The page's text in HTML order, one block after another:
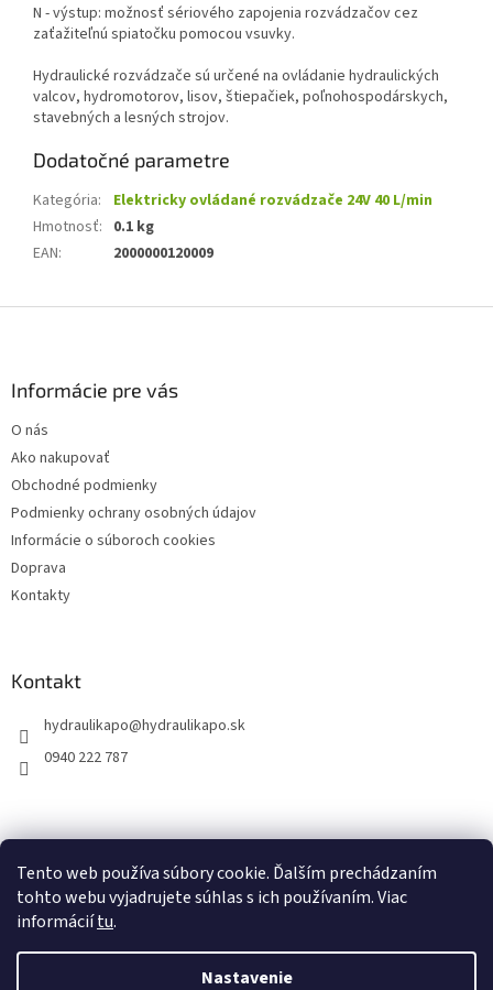
Tento web používa súbory cookie. Ďalším prechádzaním
tohto webu vyjadrujete súhlas s ich používaním. Viac
informáciítu.
Nastavenie
N - výstup: možnosť sériového zapojenia rozvádzačov cez
zaťažiteľnú spiatočku pomocou vsuvky.
Hydraulické rozvádzače sú určené na ovládanie hydraulických
valcov, hydromotorov, lisov, štiepačiek, poľnohospodárskych,
stavebných a lesných strojov.
Dodatočné parametre
Kategória:
Elektricky ovládané rozvádzače 24V 40 L/min
Hmotnosť: 0.1 kg
EAN: 2000000120009
Informácie pre vás
O nás
Ako nakupovať
Obchodné podmienky
Podmienky ochrany osobných údajov
Informácie o súboroch cookies
Doprava
Kontakty
Kontakt
hydraulikapo@hydraulikapo.sk
0940 222 787
Vytvoril Shoptet